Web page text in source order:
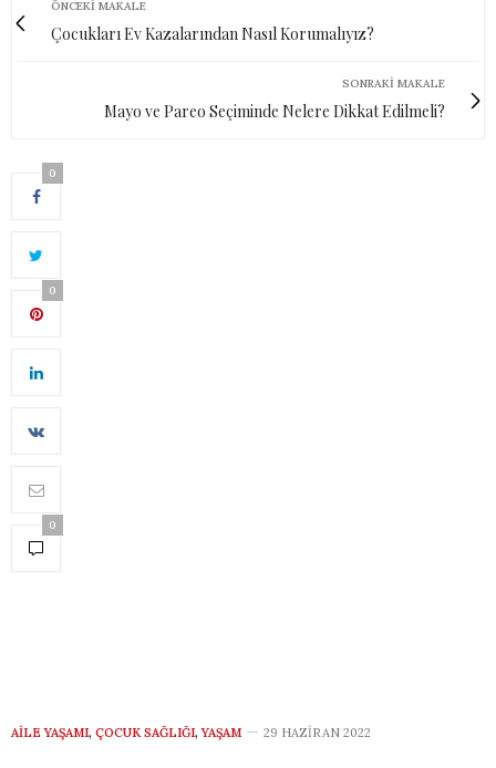
ÖNCEKI MAKALE
Çocukları Ev Kazalarından Nasıl Korumalıyız?
SONRAKI MAKALE
Mayo ve Pareo Seçiminde Nelere Dikkat Edilmeli?
0
0
0
AILE YAŞAMI, ÇOCUK SAĞLIĞI, YAŞAM 29 HAZIRAN 2022